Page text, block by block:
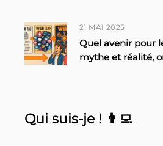
21 MAI 2025
Quel avenir pour
mythe et réalité,
Qui suis-je ! 👨‍💻